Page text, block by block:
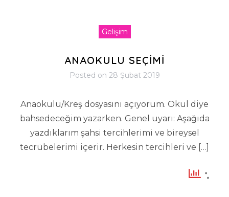
Gelişim
ANAOKULU SEÇİMİ
Posted on 28 Şubat 2019
Anaokulu/Kreş dosyasını açıyorum. Okul diye
bahsedeceğim yazarken. Genel uyarı: Aşağıda
yazdıklarım şahsi tercihlerimi ve bireysel
tecrübelerimi içerir. Herkesin tercihleri ve […]